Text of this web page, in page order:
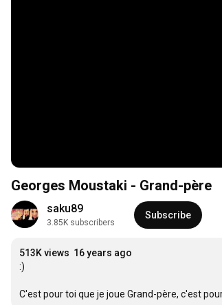
Georges Moustaki - Grand-père
saku89
3.85K subscribers
Subscribe
513K views 16 years ago
:)
C'est pour toi que je joue Grand-père, c'est